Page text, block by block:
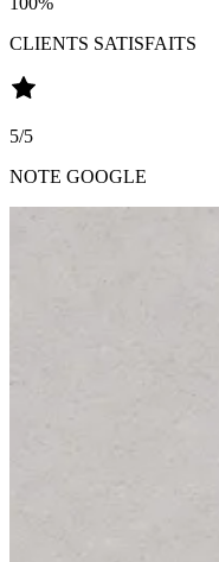
CLIENTS SATISFAITS
5/5
NOTE GOOGLE